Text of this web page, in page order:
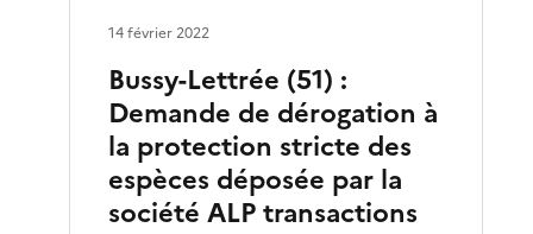
Bussy-Lettrée (51) :
Demande de dérogation à
la protection stricte des
espèces déposée par la
société ALP transactions
14 février 2022